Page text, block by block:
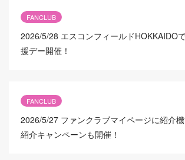
FANCLUB
2026/5/28 エスコンフィールドHOKKAIDO
援デー開催！
FANCLUB
2026/5/27 ファンクラブマイページに紹介機
紹介キャンペーンも開催！